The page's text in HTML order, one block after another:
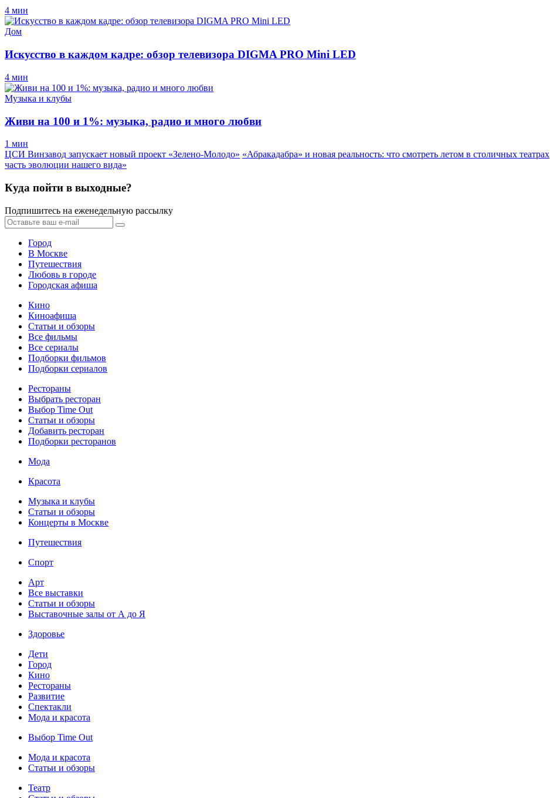
4 мин
Дом
Искусство в каждом кадре: обзор телевизора DIGMA PRO Mini LED
4 мин
Музыка и клубы
Живи на 100 и 1%: музыка, радио и много любви
1 мин
ЦСИ Винзавод запускает новый проект «Зелено-Молодо» «Абракадабра» и новая реальность: что смотреть летом в столичных театрах
часть эволюции нашего вида»
Куда пойти в выходные?
Подпишитесь на еженедельную рассылку
Город
В Москве
Путешествия
Любовь в городе
Городская афиша
Кино
Киноафиша
Статьи и обзоры
Все фильмы
Все сериалы
Подборки фильмов
Подборки сериалов
Рестораны
Выбрать ресторан
Выбор Time Out
Статьи и обзоры
Добавить ресторан
Подборки ресторанов
Мода
Красота
Музыка и клубы
Статьи и обзоры
Концерты в Москве
Путешествия
Спорт
Арт
Все выставки
Статьи и обзоры
Выставочные залы от А до Я
Здоровье
Дети
Город
Кино
Рестораны
Развитие
Спектакли
Мода и красота
Выбор Time Out
Мода и красота
Статьи и обзоры
Театр